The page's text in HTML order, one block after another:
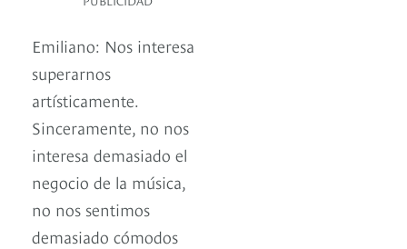
Emiliano: Nos interesa
superarnos
artísticamente.
Sinceramente, no nos
interesa demasiado el
negocio de la música,
no nos sentimos
demasiado cómodos